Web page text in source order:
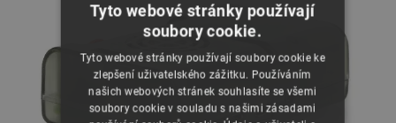
Tyto webové stránky používají
soubory cookie.
Tyto webové stránky používají soubory cookie ke
zlepšení uživatelského zážitku. Používáním
našich webových stránek souhlasíte se všemi
soubory cookie v souladu s našimi zásadami